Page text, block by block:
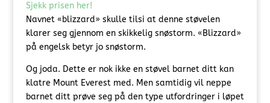
Sjekk prisen her!
Navnet «blizzard» skulle tilsi at denne støvelen
klarer seg gjennom en skikkelig snøstorm. «Blizzard»
på engelsk betyr jo snøstorm.
Og joda. Dette er nok ikke en støvel barnet ditt kan
klatre Mount Everest med. Men samtidig vil neppe
barnet ditt prøve seg på den type utfordringer i løpet